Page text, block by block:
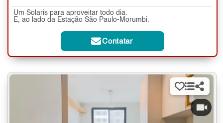
Um Solaris para aproveitar todo dia.
E, ao lado da Estação São Paulo-Morumbi.
Contatar